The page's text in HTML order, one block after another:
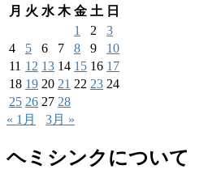
月 火 水 木 金 土 日
1
2
3
4
5 6 7 8 9
10
11 12 13 14 15 16 17
18 19 20 21 22 23 24
25 26 27 28
« 1月
3月 »
ヘミシンクについて